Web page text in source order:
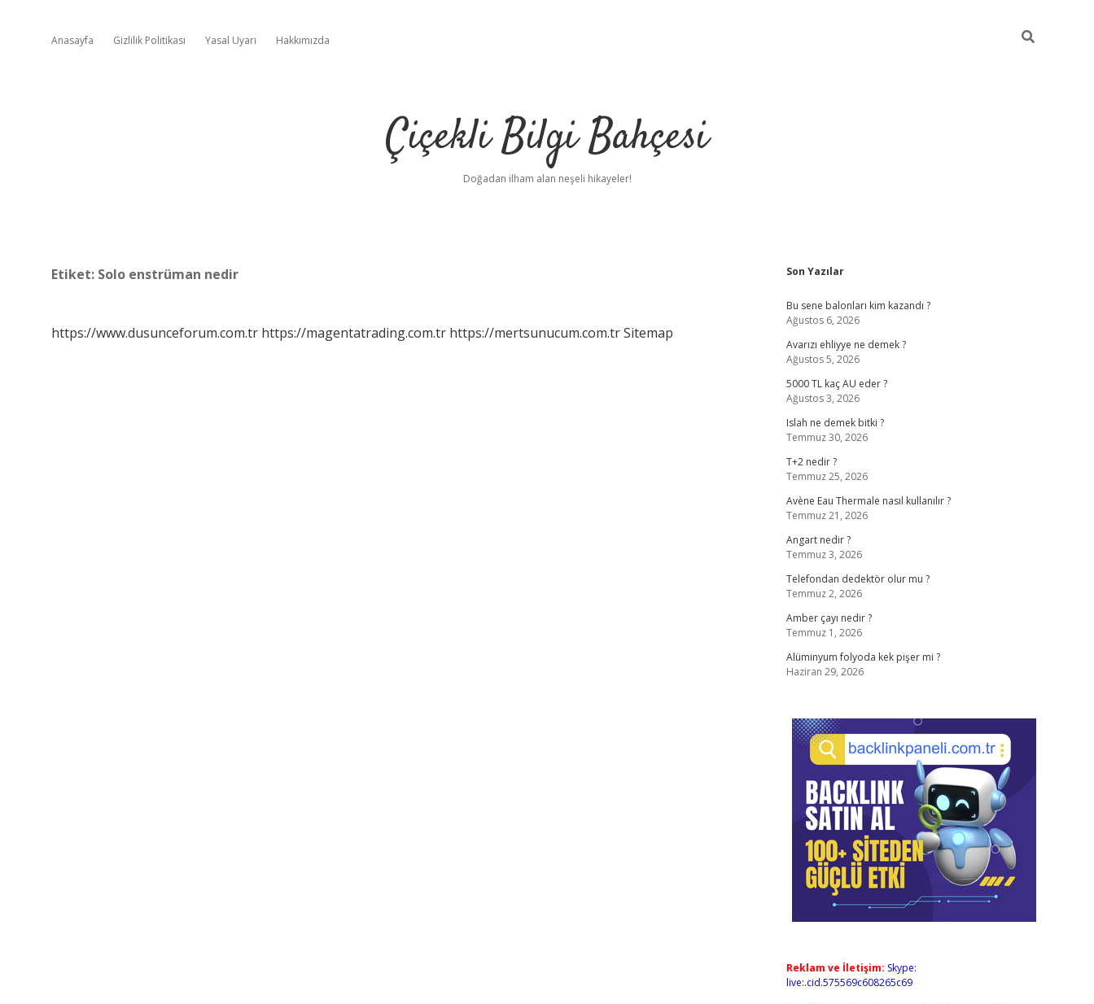
Anasayfa Gizlilik Politikası Yasal Uyarı Hakkımızda
Çiçekli Bilgi Bahçesi
Doğadan ilham alan neşeli hikayeler!
Etiket: Solo enstrüman nedir
https://www.dusunceforum.com.tr https://magentatrading.com.tr https://mertsunucum.com.trSitemap
Sidebar
Son Yazılar
Bu sene balonları kim kazandı ?
Ağustos 6, 2026
Avarızı ehliyye ne demek ?
Ağustos 5, 2026
5000 TL kaç AU eder ?
Ağustos 3, 2026
Islah ne demek bitki ?
Temmuz 30, 2026
T+2 nedir ?
Temmuz 25, 2026
Avène Eau Thermale nasıl kullanılır ?
Temmuz 21, 2026
Angart nedir ?
Temmuz 3, 2026
Telefondan dedektör olur mu ?
Temmuz 2, 2026
Amber çayı nedir ?
Temmuz 1, 2026
Alüminyum folyoda kek pişer mi ?
Haziran 29, 2026
Reklam ve İletişim: Skype:
live:.cid.575569c608265c69